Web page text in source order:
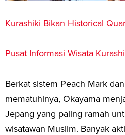
Kurashiki Bikan Historical
Pusat Informasi Wisata
Berkat sistem Peach Mark
mematuhinya, Okayama
Jepang yang paling ramah
wisatawan Muslim. Banyak